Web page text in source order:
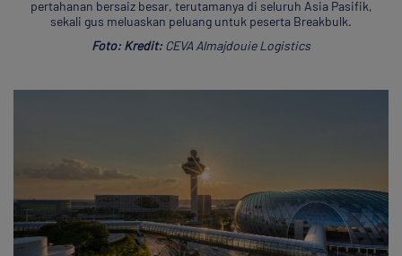
pertahanan bersaiz besar, terutamanya di seluruh Asia Pasifik,
sekali gus meluaskan peluang untuk peserta Breakbulk.
Foto: Kredit: CEVA Almajdouie Logistics